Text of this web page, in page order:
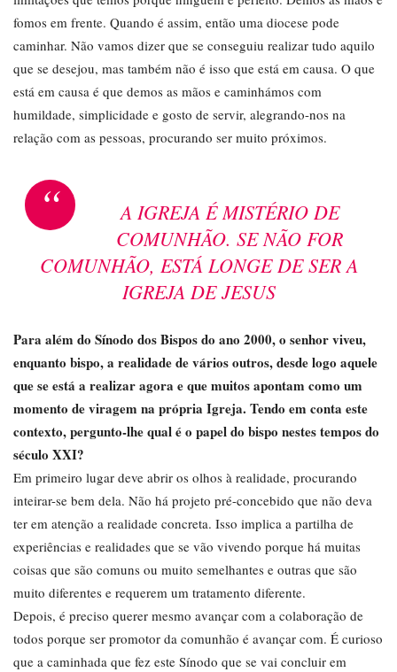
fomos em frente. Quando é assim, então uma diocese pode
caminhar. Não vamos dizer que se conseguiu realizar tudo aquilo
que se desejou, mas também não é isso que está em causa. O que
está em causa é que demos as mãos e caminhámos com
humildade, simplicidade e gosto de servir, alegrando-nos na
relação com as pessoas, procurando ser muito próximos.
“
A IGREJA É MISTÉRIO DE
COMUNHÃO. SE NÃO FOR
COMUNHÃO, ESTÁ LONGE DE SER A
IGREJA DE JESUS
Para além do Sínodo dos Bispos do ano 2000, o senhor viveu,
enquanto bispo, a realidade de vários outros, desde logo aquele
que se está a realizar agora e que muitos apontam como um
momento de viragem na própria Igreja. Tendo em conta este
contexto, pergunto-lhe qual é o papel do bispo nestes tempos do
século XXI?
Em primeiro lugar deve abrir os olhos à realidade, procurando
inteirar-se bem dela. Não há projeto pré-concebido que não deva
ter em atenção a realidade concreta. Isso implica a partilha de
experiências e realidades que se vão vivendo porque há muitas
coisas que são comuns ou muito semelhantes e outras que são
muito diferentes e requerem um tratamento diferente.
Depois, é preciso querer mesmo avançar com a colaboração de
todos porque ser promotor da comunhão é avançar com. É curioso
que a caminhada que fez este Sínodo que se vai concluir em